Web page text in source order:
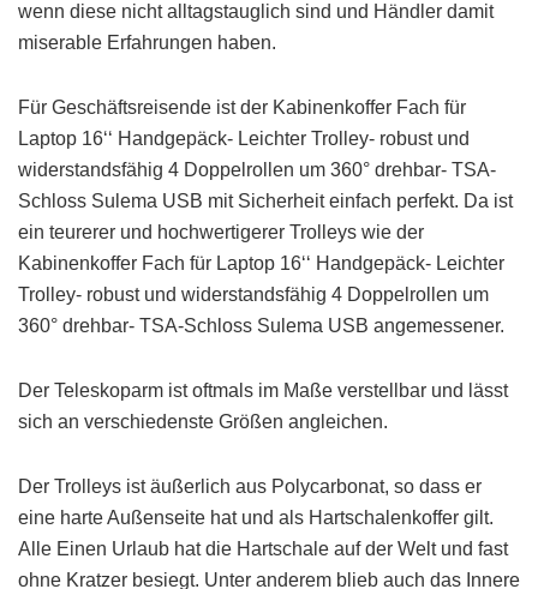
wenn diese nicht alltagstauglich sind und Händler damit
miserable Erfahrungen haben.
Für Geschäftsreisende ist der Kabinenkoffer Fach für
Laptop 16‘‘ Handgepäck- Leichter Trolley- robust und
widerstandsfähig 4 Doppelrollen um 360° drehbar- TSA-
Schloss Sulema USB mit Sicherheit einfach perfekt. Da ist
ein teurerer und hochwertigerer Trolleys wie der
Kabinenkoffer Fach für Laptop 16‘‘ Handgepäck- Leichter
Trolley- robust und widerstandsfähig 4 Doppelrollen um
360° drehbar- TSA-Schloss Sulema USB angemessener.
Der Teleskoparm ist oftmals im Maße verstellbar und lässt
sich an verschiedenste Größen angleichen.
Der Trolleys ist äußerlich aus Polycarbonat, so dass er
eine harte Außenseite hat und als Hartschalenkoffer gilt.
Alle Einen Urlaub hat die Hartschale auf der Welt und fast
ohne Kratzer besiegt. Unter anderem blieb auch das Innere